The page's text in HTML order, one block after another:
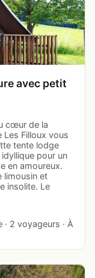
avec petit
cœur de la
Les Filloux vous
tente lodge
pour un
en amoureux.
limousin et
insolite. Le
· 2 voyageurs · À